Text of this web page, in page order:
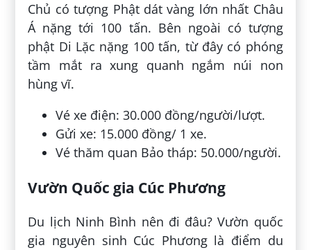
Chủ có tượng Phật dát vàng lớn nhất Châu
Á nặng tới 100 tấn. Bên ngoài có tượng
phật Di Lặc nặng 100 tấn, từ đây có phóng
tầm mắt ra xung quanh ngắm núi non
hùng vĩ.
Vé xe điện: 30.000 đồng/người/lượt.
Gửi xe: 15.000 đồng/ 1 xe.
Vé thăm quan Bảo tháp: 50.000/người.
Vườn Quốc gia Cúc Phương
Du lịch Ninh Bình nên đi đâu? Vườn quốc
gia nguyên sinh Cúc Phương là điểm du